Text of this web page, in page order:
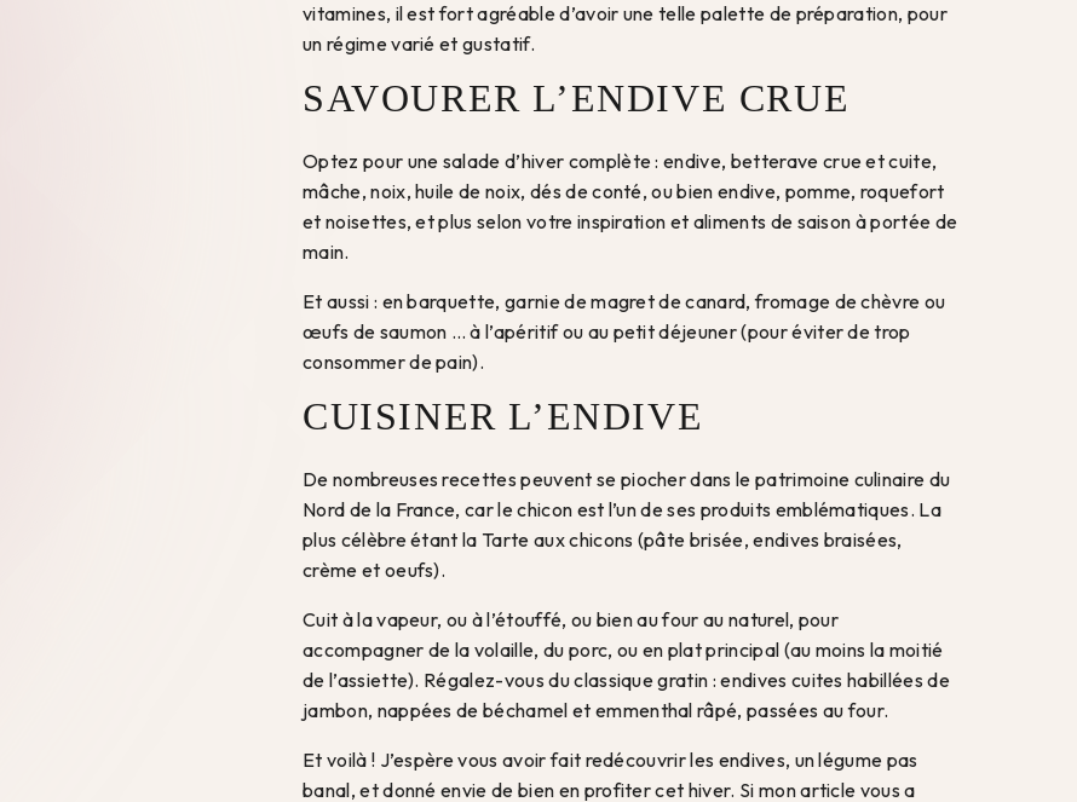
vitamines, il est fort agréable d’avoir une telle palette de préparation, pour
un régime varié et gustatif.
SAVOURER L’ENDIVE CRUE
Optez pour une salade d’hiver complète : endive, betterave crue et cuite,
mâche, noix, huile de noix, dés de conté, ou bien endive, pomme, roquefort
et noisettes, et plus selon votre inspiration et aliments de saison à portée de
main.
Et aussi : en barquette, garnie de magret de canard, fromage de chèvre ou
œufs de saumon … à l’apéritif ou au petit déjeuner (pour éviter de trop
consommer de pain).
CUISINER L’ENDIVE
De nombreuses recettes peuvent se piocher dans le patrimoine culinaire du
Nord de la France, car le chicon est l’un de ses produits emblématiques. La
plus célèbre étant la Tarte aux chicons (pâte brisée, endives braisées,
crème et oeufs).
Cuit à la vapeur, ou à l’étouffé, ou bien au four au naturel, pour
accompagner de la volaille, du porc, ou en plat principal (au moins la moitié
de l’assiette). Régalez-vous du classique gratin : endives cuites habillées de
jambon, nappées de béchamel et emmenthal râpé, passées au four.
Et voilà ! J’espère vous avoir fait redécouvrir les endives, un légume pas
banal, et donné envie de bien en profiter cet hiver. Si mon article vous a